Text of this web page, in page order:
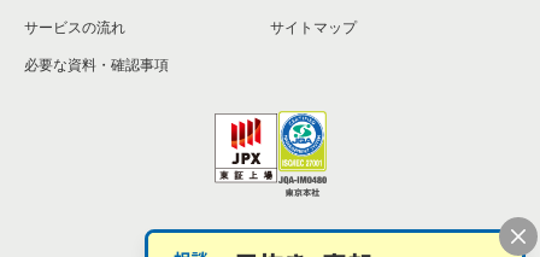
サービスの流れ
必要な資料・確認事項
サイトマップ
個人情報の取扱い